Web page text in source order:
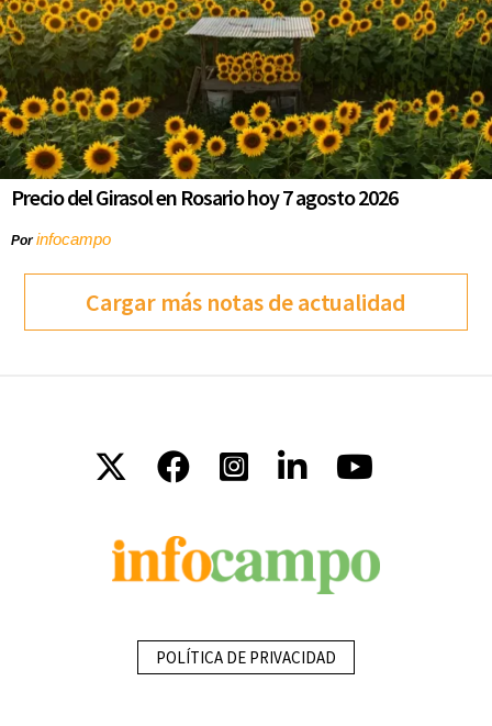
Precio del Girasol en Rosario hoy 7 agosto 2026
Porinfocampo
Cargar más notas de actualidad
POLÍTICA DE PRIVACIDAD